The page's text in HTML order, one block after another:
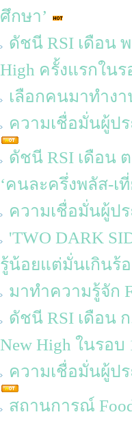
ศึกษา’
ดัชนี RSI เดือน
High ครั้งแรกในร
เลือกคนมาทำง
ความเชื่อมั่นผู้ป
ดัชนี RSI เดือน
‘คนละครึ่งพลัส-เ
ความเชื่อมั่นผู้ป
'TWO DARK
รู้น้อยแต่มั่นเกินร้
มาทำความรู้จัก
ดัชนี RSI เดือน
New High ในรอบ
ความเชื่อมั่นผู้ป
สถานการณ์